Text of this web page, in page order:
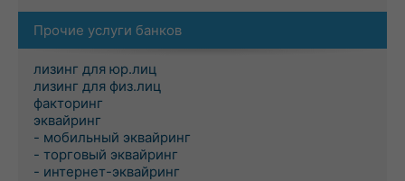
Прочие услуги банков
лизинг для юр.лиц
лизинг для физ.лиц
факторинг
эквайринг
- мобильный эквайринг
- торговый эквайринг
- интернет-эквайринг